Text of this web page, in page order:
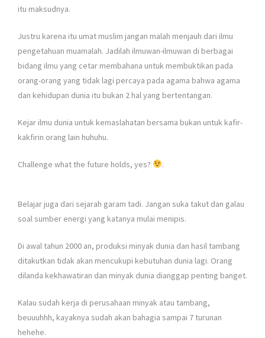
itu maksudnya.
Justru karena itu umat muslim jangan malah menjauh dari ilmu
pengetahuan muamalah. Jadilah ilmuwan-ilmuwan di berbagai
bidang ilmu yang cetar membahana untuk membuktikan pada
orang-orang yang tidak lagi percaya pada agama bahwa agama
dan kehidupan dunia itu bukan 2 hal yang bertentangan.
Kejar ilmu dunia untuk kemaslahatan bersama bukan untuk kafir-
kakfirin orang lain huhuhu.
Challenge what the future holds, yes? .
Belajar juga dari sejarah garam tadi. Jangan suka takut dan galau
soal sumber energi yang katanya mulai menipis.
Di awal tahun 2000 an, produksi minyak dunia dan hasil tambang
ditakutkan tidak akan mencukupi kebutuhan dunia lagi. Orang
dilanda kekhawatiran dan minyak dunia dianggap penting banget.
Kalau sudah kerja di perusahaan minyak atau tambang,
beuuuhhh, kayaknya sudah akan bahagia sampai 7 turunan
hehehe.